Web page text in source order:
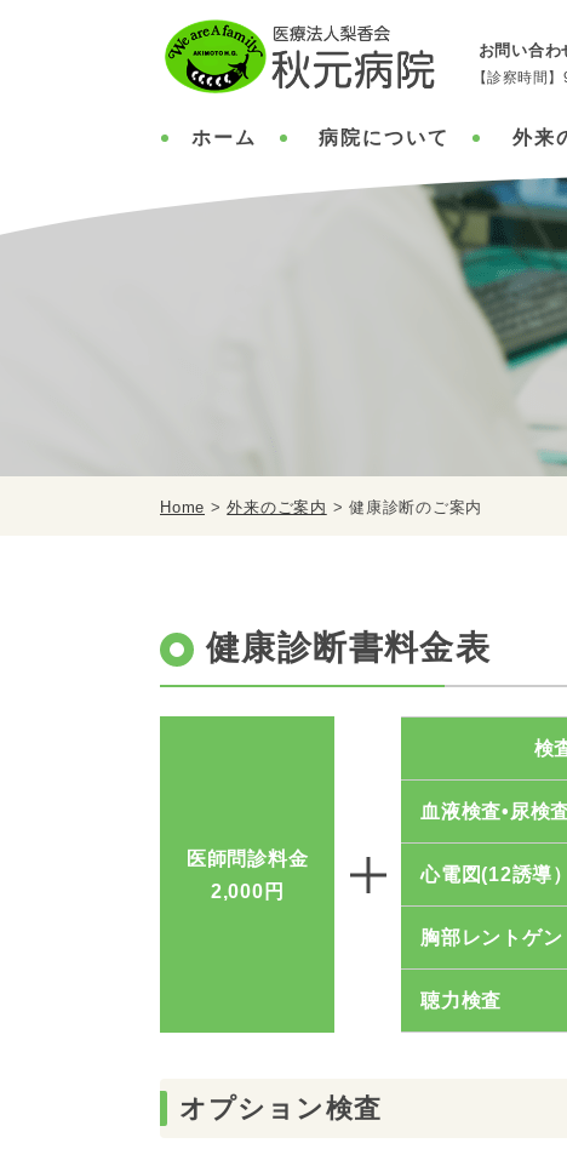
お問い合わ
【診察時間
ホーム 病院について 外来
Home >外来のご案内 > 健康診断のご案内
健康診断書料金表
医師問診料金
2,000円
検
血液検査•尿検
心電図(12誘導）
胸部レントゲン
聴力検査
オプション検査